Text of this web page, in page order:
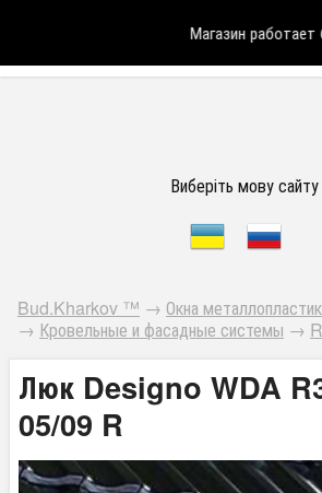
Магазин работает
Виберіть мову сайту
Bud.Kharkov ™ → Окна
→ Кровельные и фасадные системы →
Люк Designo WDA
05/09 R